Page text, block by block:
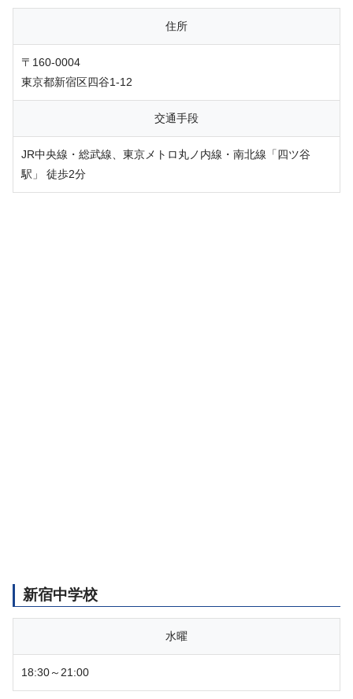
住所
〒160-0004
東京都新宿区四谷1-12
交通手段
JR中央線・総武線、東京メトロ丸ノ内線・南北線「四ツ谷
駅」 徒歩2分
新宿中学校
水曜
18:30～21:00